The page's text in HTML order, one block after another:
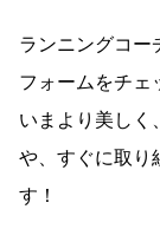
ランニングコー
フォームをチェ
いまより美しく
や、すぐに取り
す！